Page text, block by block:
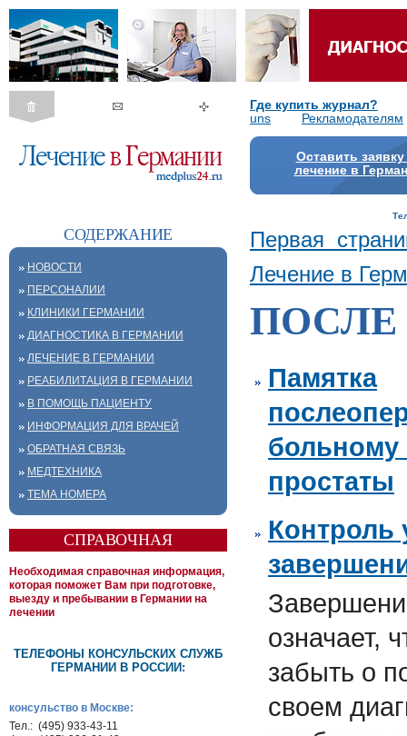
Где купить журнал?
uns
Рекламодателям
Оставить заявку
лечение в
СОДЕРЖАНИЕ
НОВОСТИ
ПЕРСОНАЛИИ
КЛИНИКИ ГЕРМАНИИ
ДИАГНОСТИКА В ГЕРМАНИИ
ЛЕЧЕНИЕ В ГЕРМАНИИ
РЕАБИЛИТАЦИЯ В ГЕРМАНИИ
В ПОМОЩЬ ПАЦИЕНТУ
ИНФОРМАЦИЯ ДЛЯ ВРАЧЕЙ
ОБРАТНАЯ СВЯЗЬ
МЕДТЕХНИКА
ТЕМА НОМЕРА
СПРАВОЧНАЯ
Необходимая справочная информация,
которая поможет Вам при подготовке,
выезду и пребывании в Германии на
лечении
ТЕЛЕФОНЫ КОНСУЛЬСКИХ СЛУЖБ
ГЕРМАНИИ В РОССИИ:
консульство в Москве:
Тел.: (495) 933-43-11
Первая
Лечение в
ПОСЛЕ
Памятка
больному
простаты
Контроль
означает,
забыть о
своем